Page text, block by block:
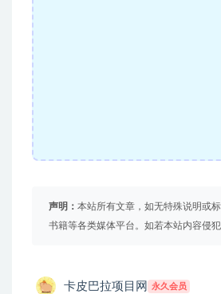
声明： 本站所有文章，如无特殊说明或
书籍等各类媒体平台。如若本站内容侵
卡皮巴拉项目网 永久会员